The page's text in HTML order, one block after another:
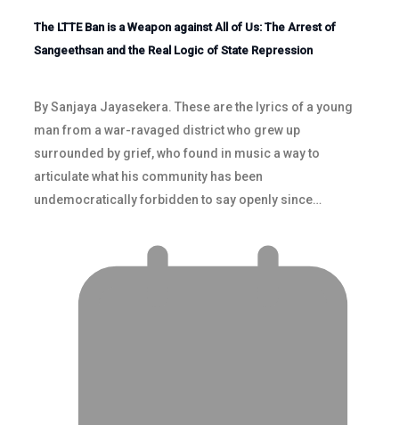
The LTTE Ban is a Weapon against All of Us: The Arrest of
Sangeethsan and the Real Logic of State Repression
By Sanjaya Jayasekera. These are the lyrics of a young
man from a war-ravaged district who grew up
surrounded by grief, who found in music a way to
articulate what his community has been
undemocratically forbidden to say openly since…